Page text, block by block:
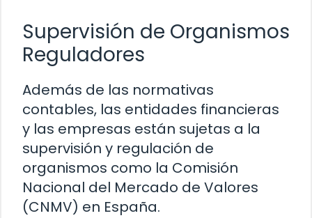
Supervisión de Organismos
Reguladores
Además de las normativas
contables, las entidades financieras
y las empresas están sujetas a la
supervisión y regulación de
organismos como la Comisión
Nacional del Mercado de Valores
(CNMV) en España.